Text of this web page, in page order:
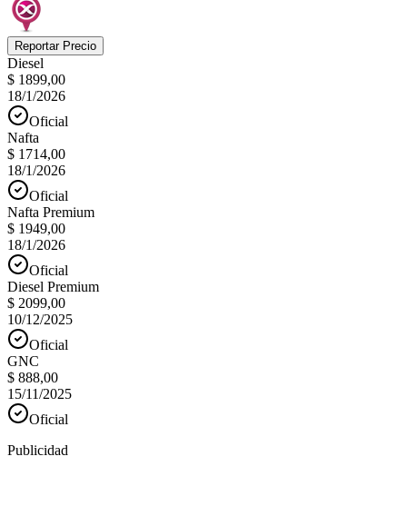
Reportar Precio
Diesel
$ 1899,00
18/1/2026
Oficial
Nafta
$ 1714,00
18/1/2026
Oficial
Nafta Premium
$ 1949,00
18/1/2026
Oficial
Diesel Premium
$ 2099,00
10/12/2025
Oficial
GNC
$ 888,00
15/11/2025
Oficial
Publicidad